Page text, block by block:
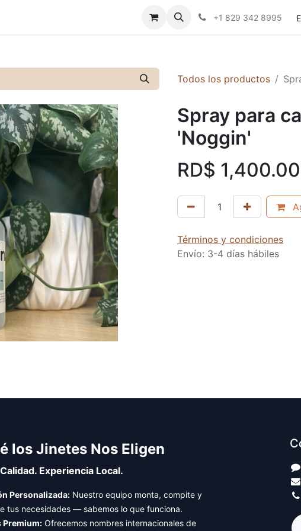
+1 829 342 8995
Todos los productos
Spray para
'Noggin'
RD$ 1,400.00
Términos y condiciones
Envío: 3-4 días hábiles
los Jinetes Nos Eligen
Experiencia Local.
Personalizada: Nuestro equipo monta, compite y
tus necesidades — sabemos lo que funciona.
Premium: Ofrecemos nombres internacionales de